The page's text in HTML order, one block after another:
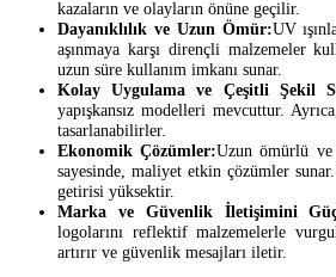
kazaların ve olayların önüne geçilir.
Dayanıklılık ve Uzun Ömür:UV
aşınmaya karşı dirençli malzemeler
uzun süre kullanım imkanı sunar.
Kolay Uygulama ve Çeşitli Şekil
yapışkansız modelleri mevcuttur.
tasarlanabilirler.
Ekonomik Çözümler:Uzun ömürlü ve
sayesinde, maliyet etkin çözümler sunar.
getirisi yüksektir.
Marka ve Güvenlik İletişimini
logolarını reflektif malzemelerle
artırır ve güvenlik mesajları iletir.